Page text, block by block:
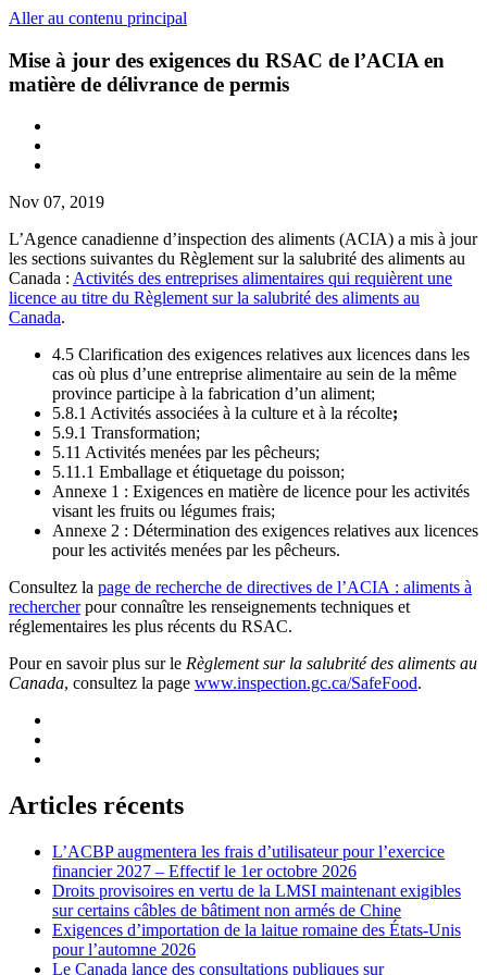
Aller au contenu principal
Mise à jour des exigences du RSAC de l’ACIA en
matière de délivrance de permis
Nov 07, 2019
L’Agence canadienne d’inspection des aliments (ACIA) a mis à jour
les sections suivantes du Règlement sur la salubrité des aliments au
Canada : Activités des entreprises alimentaires qui requièrent une
licence au titre du Règlement sur la salubrité des aliments au
Canada.
4.5 Clarification des exigences relatives aux licences dans les
cas où plus d’une entreprise alimentaire au sein de la même
province participe à la fabrication d’un aliment;
5.8.1 Activités associées à la culture et à la récolte;
5.9.1 Transformation;
5.11 Activités menées par les pêcheurs;
5.11.1 Emballage et étiquetage du poisson;
Annexe 1 : Exigences en matière de licence pour les activités
visant les fruits ou légumes frais;
Annexe 2 : Détermination des exigences relatives aux licences
pour les activités menées par les pêcheurs.
Consultez la page de recherche de directives de l’ACIA : aliments à
rechercherpour connaître les renseignements techniques et
réglementaires les plus récents du RSAC.
Pour en savoir plus sur le Règlement sur la salubrité des aliments au
Canada, consultez la page www.inspection.gc.ca/SafeFood.
Articles récents
L’ACBP augmentera les frais d’utilisateur pour l’exercice
financier 2027 – Effectif le 1er octobre 2026
Droits provisoires en vertu de la LMSI maintenant exigibles
sur certains câbles de bâtiment non armés de Chine
Exigences d’importation de la laitue romaine des États-Unis
pour l’automne 2026
Le Canada lance des consultations publiques sur